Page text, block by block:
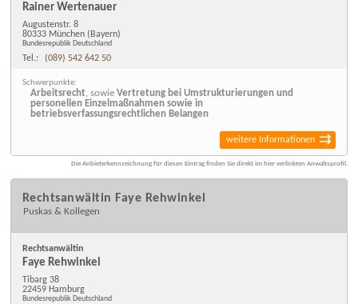
Rainer Wertenauer
Augustenstr. 8
80333 München (Bayern)
Bundesrepublik Deutschland
Tel.: (089) 542 642 50
Schwerpunkte:
Arbeitsrecht, sowieVertretung bei Umstrukturierungen und
personellen Einzelmaßnahmen sowie in
betriebsverfassungsrechtlichen Belangen
weitere Informationen
Die Anbieterkennzeichnung für diesen Eintrag finden Sie direkt im hier verlinkten Anwaltsprofil.
Rechtsanwältin Faye Rehwinkel
Puskas & Kollegen
Rechtsanwältin
Faye Rehwinkel
Tibarg 38
22459 Hamburg
Bundesrepublik Deutschland